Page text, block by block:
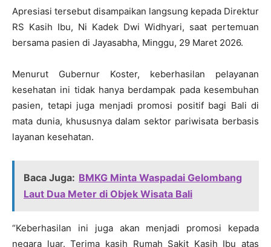
Apresiasi tersebut disampaikan langsung kepada Direktur
RS Kasih Ibu, Ni Kadek Dwi Widhyari, saat pertemuan
bersama pasien di Jayasabha, Minggu, 29 Maret 2026.
Menurut Gubernur Koster, keberhasilan pelayanan
kesehatan ini tidak hanya berdampak pada kesembuhan
pasien, tetapi juga menjadi promosi positif bagi Bali di
mata dunia, khususnya dalam sektor pariwisata berbasis
layanan kesehatan.
Baca Juga: BMKG Minta Waspadai Gelombang
Laut Dua Meter di Objek Wisata Bali
“Keberhasilan ini juga akan menjadi promosi kepada
negara luar. Terima kasih Rumah Sakit Kasih Ibu atas